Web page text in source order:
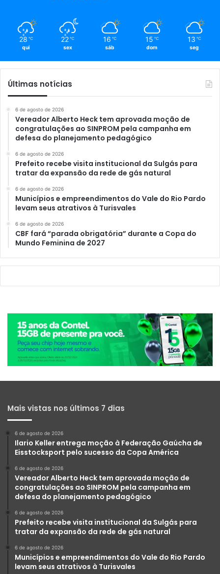
28 ℃
qui
22 ℃
sex
16 ℃
sáb
15 ℃
dom
13 ℃
seg
Últimas notícias
6 de agosto de 2026
Vereador Alberto Heck tem aprovada moção de
congratulações ao SINPROM pela campanha em
defesa do planejamento pedagógico
6 de agosto de 2026
Prefeito recebe visita institucional da Sulgás para
tratar da expansão da rede de gás natural
6 de agosto de 2026
Municípios e empreendimentos do Vale do Rio Pardo
levam seus atrativos à Turisvales
6 de agosto de 2026
CBF fará “parada obrigatória” durante a Copa do
Mundo Feminina de 2027
Mais vistas nos últimos 7 dias
6 de agosto de 2026
Ilario Keller entrega moção à Federação Gaúcha de
Eisstocksport pelo sucesso da Copa América
6 de agosto de 2026
Vereador Alberto Heck tem aprovada moção de
congratulações ao SINPROM pela campanha em
defesa do planejamento pedagógico
6 de agosto de 2026
Prefeito recebe visita institucional da Sulgás para
tratar da expansão da rede de gás natural
6 de agosto de 2026
Municípios e empreendimentos do Vale do Rio Pardo
levam seus atrativos à Turisvales